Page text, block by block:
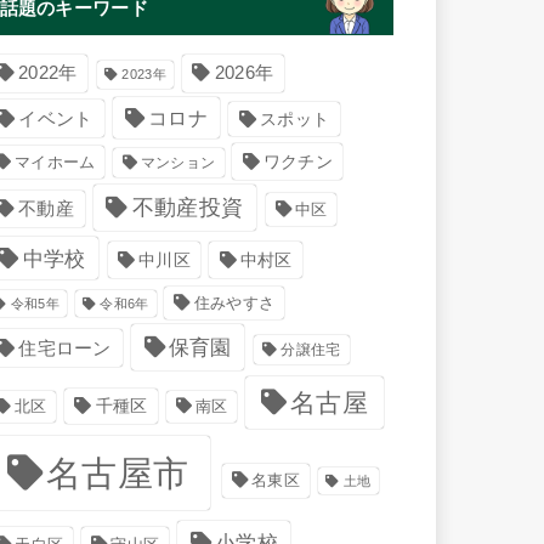
話題のキーワード
2022年 2023年 2026年
イベント コロナ スポット
マイホーム マンション ワクチン
不動産 不動産投資 中区
中学校 中川区 中村区
令和5年 令和6年 住みやすさ
住宅ローン 保育園 分譲住宅
北区 千種区 南区 名古屋
名古屋市 名東区 土地